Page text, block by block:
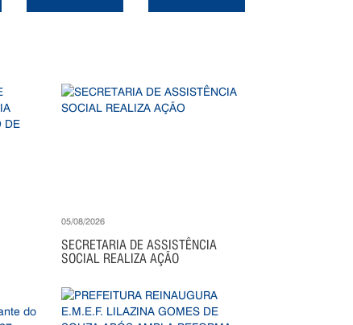
05/08/2026
SECRETARIA DE ASSISTÊNCIA
SOCIAL REALIZA AÇÃO